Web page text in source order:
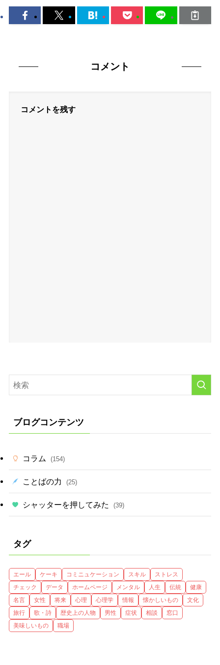
コメント
コメントを残す
ブログコンテンツ
コラム (154)
ことばの力 (25)
シャッターを押してみた (39)
タグ
エール ケーキ コミニュケーション スキル
ストレス
チェック
データ ホームページ メンタル 人生 伝統
健康
名言
女性 将来 心理 心理学 情報 懐かしいもの
文化
旅行
歌・詩 歴史上の人物 男性 症状 相談
窓口
美味しいもの
職場